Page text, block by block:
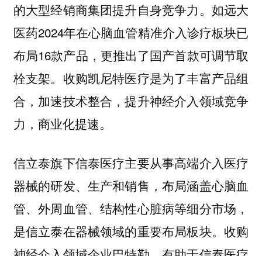
的大型经销商集团提升自身竞争力。如远大
医药2024年在心脑血管精准介入诊疗板块已
布局16款产品，更推出了国产首款可调节取
栓支架。收购凯尼特医疗是为了丰富产品组
合，加速技术整合，提升神经介入领域竞争
力，商业化提速。
信立泰旗下信泰医疗主要从事高端介入医疗
器械的研发、生产和销售，布局涵盖心脑血
管、外周血管、结构性心脏病等细分市场，
是信立泰在器械领域的重要布局板块。收购